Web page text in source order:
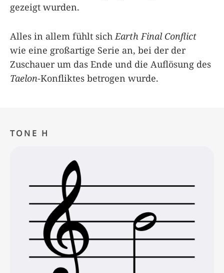
gezeigt wurden.
Alles in allem fühlt sich Earth Final Conflict
wie eine großartige Serie an, bei der der
Zuschauer um das Ende und die Auflösung des
Taelon-Konfliktes betrogen wurde.
TONE H